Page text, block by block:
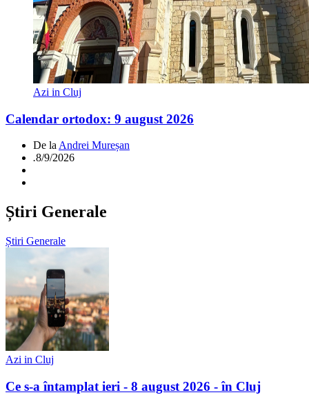
Azi in Cluj
Calendar ortodox: 9 august 2026
De la Andrei Mureșan
.8/9/2026
Știri Generale
Știri Generale
Azi in Cluj
Ce s-a întamplat ieri - 8 august 2026 - în Cluj